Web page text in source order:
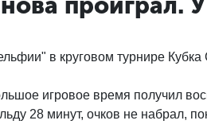
в круговом турнире Кубка
игровое время получил
28 минут, очков не набрал,